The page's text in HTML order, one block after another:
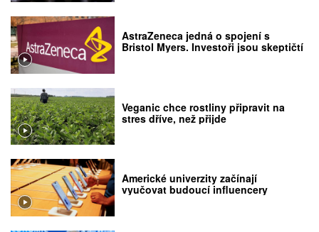
AstraZeneca jedná o spojení s
Bristol Myers. Investoři jsou skeptičtí
Veganic chce rostliny připravit na
stres dříve, než přijde
Americké univerzity začínají
vyučovat budoucí influencery